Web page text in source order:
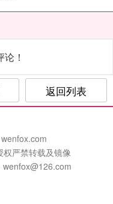
！
返回列表
严禁转载及镜像